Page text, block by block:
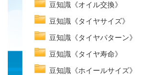
豆知識《オイル交換》
豆知識《タイヤサイズ》
豆知識《タイヤパターン》
豆知識《タイヤ寿命》
豆知識《ホイールサイズ》